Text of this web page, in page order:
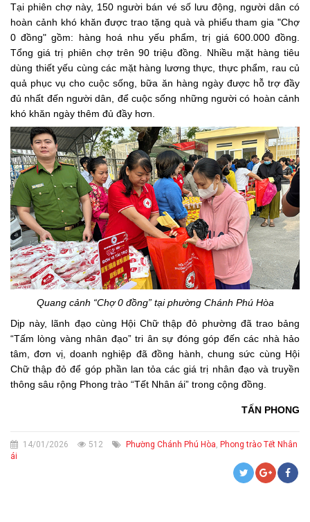
Tại phiên chợ này, 150 người bán vé số lưu động, người dân có
hoàn cảnh khó khăn được trao tặng quà và phiếu tham gia "Chợ
0 đồng" gồm: hàng hoá nhu yếu phẩm, trị giá 600.000 đồng.
Tổng giá trị phiên chợ trên 90 triệu đồng. Nhiều mặt hàng tiêu
dùng thiết yếu cùng các mặt hàng lương thực, thực phẩm, rau củ
quả phục vụ cho cuộc sống, bữa ăn hàng ngày được hỗ trợ đầy
đủ nhất đến người dân, để cuộc sống những người có hoàn cảnh
khó khăn ngày thêm đủ đầy hơn.
Quang cảnh “Chợ 0 đồng” tại phường Chánh Phú Hòa
Dịp này, lãnh đạo cùng Hội Chữ thập đỏ phường đã trao bảng
“Tấm lòng vàng nhân đạo” tri ân sự đóng góp đến các nhà hảo
tâm, đơn vị, doanh nghiệp đã đồng hành, chung sức cùng Hội
Chữ thập đỏ để góp phần lan tỏa các giá trị nhân đạo và truyền
thông sâu rộng Phong trào “Tết Nhân ái” trong cộng đồng.
TẤN PHONG
14/01/2026 512 Phường Chánh Phú Hòa, Phong trào Tết Nhân
ái